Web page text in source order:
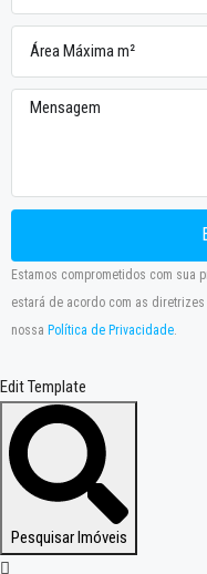
Estamos comprometidos com sua
estará de acordo com as diretrizes
nossa Política de Privacidade
Edit Template
Pesquisar Imóveis